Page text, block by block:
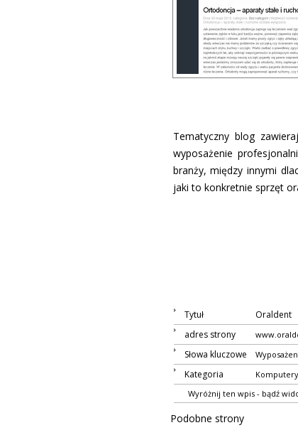
Tematyczny blog
wyposażenie
branży, między innymi
jaki to konkretnie sprzęt
Tytuł
Oraldent
adres strony
Słowa kluczowe
Kategoria
Wyróżnij ten wpis - bądź
Podobne strony